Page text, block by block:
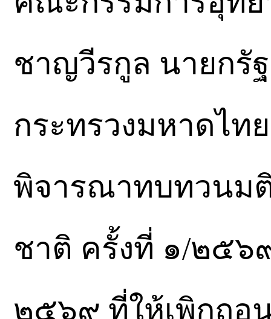
ชาญวีรกูล นายกรั
กระทรวงมหาดไท
พิจารณาทบทวนม
ชาติ ครั้งที่ ๑/๒๕๖
๒๕๖๙ ที่ให้เพิกถอ